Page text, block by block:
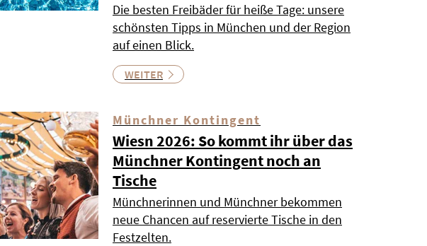
Die besten Freibäder für heiße Tage: unsere
schönsten Tipps in München und der Region
auf einen Blick.
WEITER
Münchner Kontingent
Wiesn 2026: So kommt ihr über das
Münchner Kontingent noch an
Tische
Münchnerinnen und Münchner bekommen
neue Chancen auf reservierte Tische in den
Festzelten.